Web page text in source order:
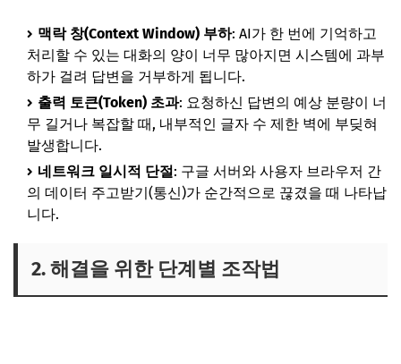
맥락 창(Context Window) 부하: AI가 한 번에 기억하고
처리할 수 있는 대화의 양이 너무 많아지면 시스템에 과부
하가 걸려 답변을 거부하게 됩니다.
출력 토큰(Token) 초과: 요청하신 답변의 예상 분량이 너
무 길거나 복잡할 때, 내부적인 글자 수 제한 벽에 부딪혀
발생합니다.
네트워크 일시적 단절: 구글 서버와 사용자 브라우저 간
의 데이터 주고받기(통신)가 순간적으로 끊겼을 때 나타납
니다.
2. 해결을 위한 단계별 조작법